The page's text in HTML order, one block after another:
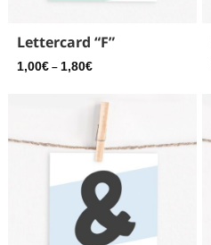
Lettercard “F”
1,00€ – 1,80€